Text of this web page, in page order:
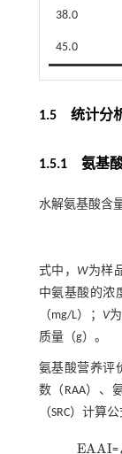
38.0
45.0
1.5 统计分
1.5.1 氨基
水解氨基酸含
式中，W为样
中氨基酸的浓
（mg/L）； V
质量（g）。
氨基酸营养评
数（RAA）、
（SRC）计算
EAAI=